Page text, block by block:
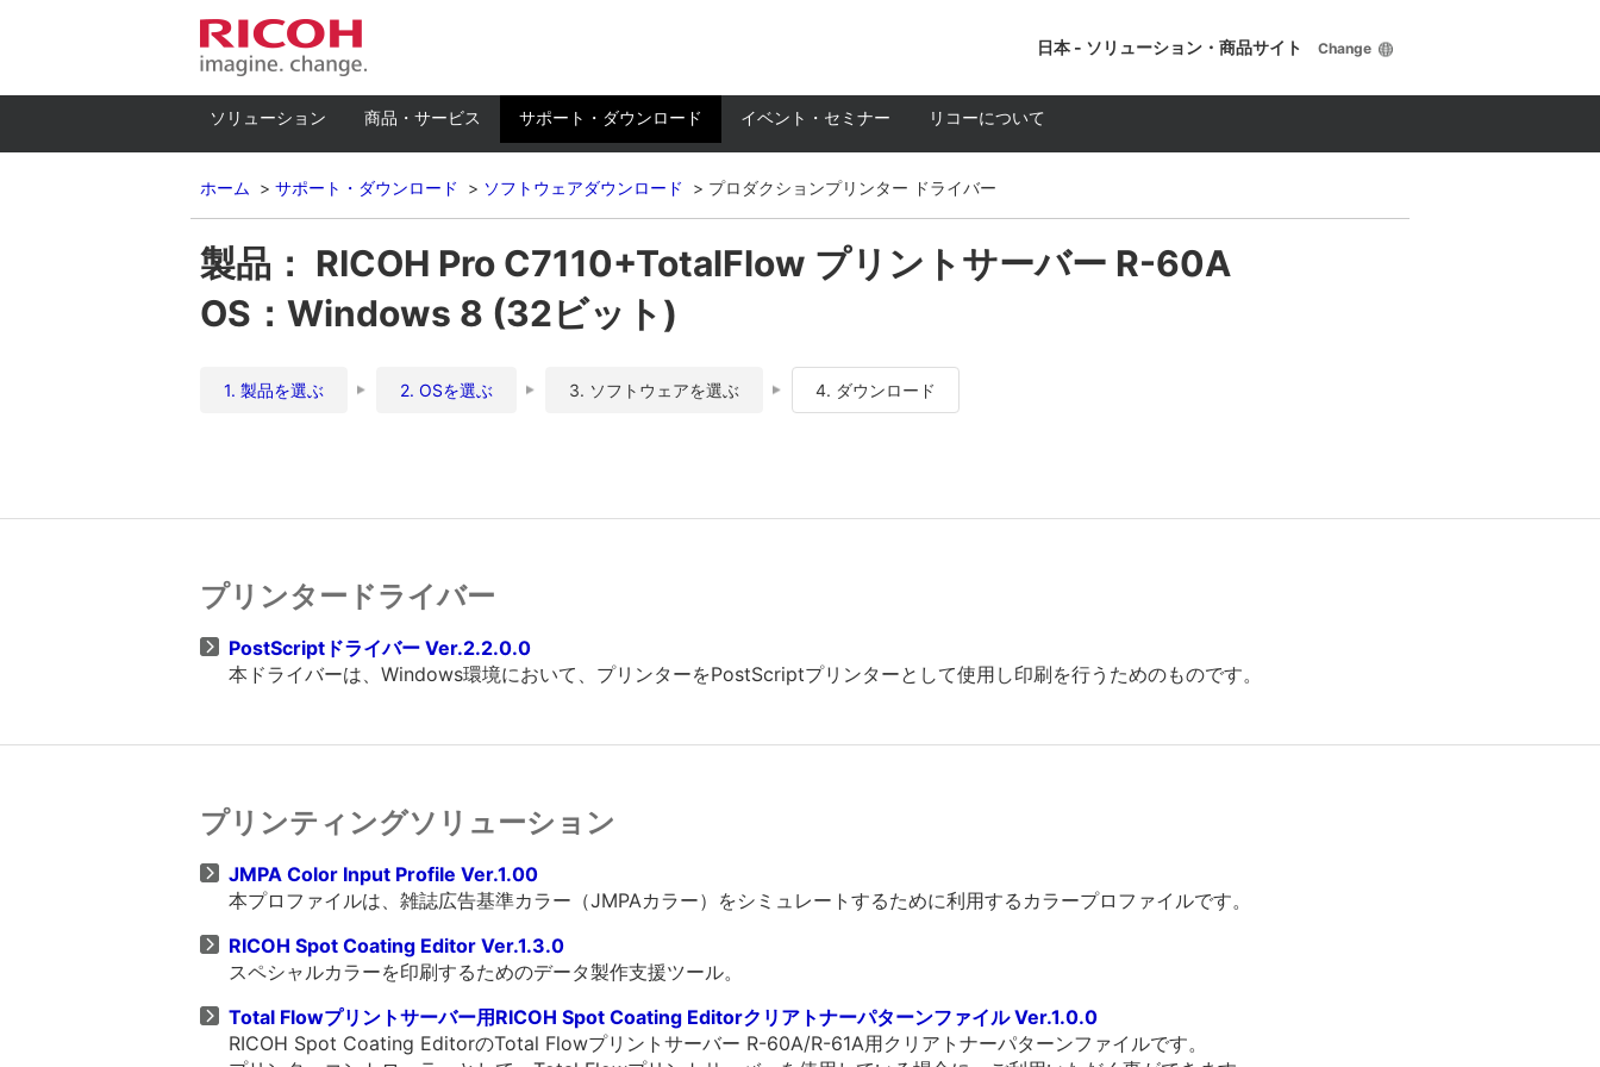
日本 - ソリューション・商品サイト Change
ソリューション 商品・サービス サポート・ダウンロード イベント・セミナー リコーについて
ホーム サポート・ダウンロード ソフトウェアダウンロード プロダクションプリンター ドライバー
製品： RICOH Pro C7110+TotalFlow プリントサーバー R-60A
OS：Windows 8 (32ビット)
1. 製品を選ぶ 2. OSを選ぶ 3. ソフトウェアを選ぶ 4. ダウンロード
プリンタードライバー
PostScriptドライバー Ver.2.2.0.0
本ドライバーは、Windows環境において、プリンターをPostScriptプリンターとして使用し印刷を行うためのものです。
プリンティングソリューション
JMPA Color Input Profile Ver.1.00
本プロファイルは、雑誌広告基準カラー（JMPAカラー）をシミュレートするために利用するカラープロファイルです。
RICOH Spot Coating Editor Ver.1.3.0
スペシャルカラーを印刷するためのデータ製作支援ツール。
Total Flowプリントサーバー用RICOH Spot Coating Editorクリアトナーパターンファイル Ver.1.0.0
RICOH Spot Coating EditorのTotal Flowプリントサーバー R-60A/R-61A用クリアトナーパターンファイルです。